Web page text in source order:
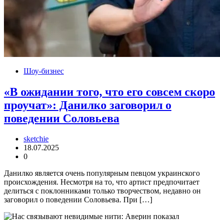
Шоу-бизнес
«В ожидании того, что его совсем скоро
проучат»: Данилко заговорил о
поведении Соловьева
sketchie
18.07.2025
0
Данилко является очень популярным певцом украинского
происхождения. Несмотря на то, что артист предпочитает
делиться с поклонниками только творчеством, недавно он
заговорил о поведении Соловьева. При […]